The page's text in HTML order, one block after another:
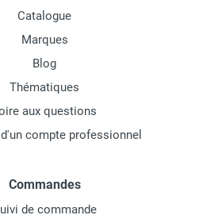
Catalogue
Marques
Blog
Thématiques
aux questions
compte professionnel
Commandes
de commande